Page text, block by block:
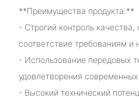
**Преимущества продукта:**
- Строгий контроль
соответствие требованиям и
- Использование передовых
удовлетворения
- Высокий технический